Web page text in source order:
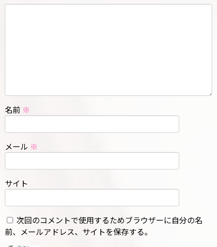
名前 ※
メール ※
サイト
次回のコメントで使用するためブラウザーに自分の名
前、メールアドレス、サイトを保存する。